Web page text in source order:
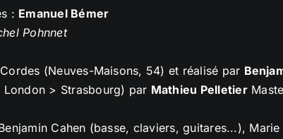
: Emanuel Bémer
Pohnnet
(Neuves-Maisons, 54) et réalisé par
> Strasbourg) par Mathieu Pelletier
Cahen (basse, claviers, guitares...),